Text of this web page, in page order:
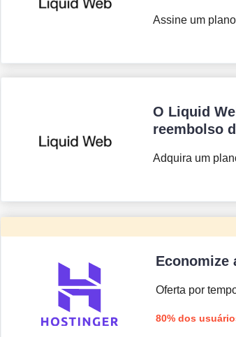
Assine um
O Liquid
reembolso
Adquira um
Economize
Oferta por
80% dos